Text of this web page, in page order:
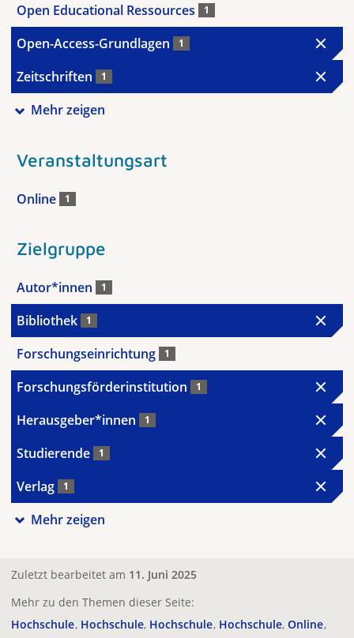
Open Educational Ressources 1
Open-Access-Grundlagen 1
Zeitschriften 1
Mehr zeigen
Veranstaltungsart
Online 1
Zielgruppe
Autor*innen 1
Bibliothek 1
Forschungseinrichtung 1
Forschungsförderinstitution 1
Herausgeber*innen 1
Studierende 1
Verlag 1
Mehr zeigen
Zuletzt bearbeitet am 11. Juni 2025
Mehr zu den Themen dieser Seite:
Hochschule Hochschule Hochschule Hochschule Online